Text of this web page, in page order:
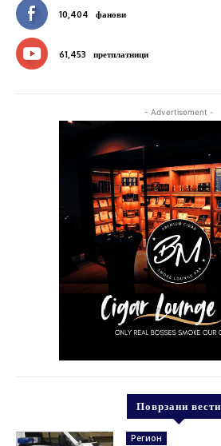
10,404 фанови
61,453 претплатници
- Advertisement -
Поврзани вести
Регион